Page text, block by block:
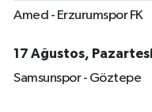
Amed - Erzurumspor FK
17 Ağustos, Pazartesi
Samsunspor - Göztepe